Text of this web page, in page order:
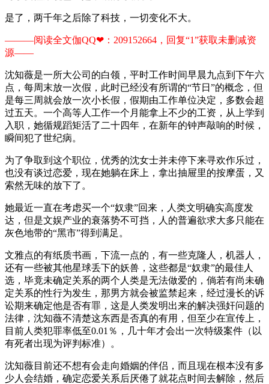
是了，两千年之后除了科技，一切变化不大。
———阅读全文伽QQ❤：209152664，回复“1”获取未删减资
源—​​​​—
沈知薇是一所大公司的白领，平时工作时间早晨九点到下午六
点，每周末放一次假，此时已经没有所谓的“节日”的概念，但
是每三周就会放一次小长假，假期由工作单位决定，多数会超
过五天。一个高等人工作一个月能拿上不少的工资，从上学到
入职，她循规蹈矩活了二十四年，在新年的钟声敲响的时候，
瞬间犯了世纪病。
为了争取到这个职位，优秀的沈女士并未停下来寻欢作乐过，
也没有谈过恋爱，现在她躺在床上，拿出抽屉里的按摩蛋，又
索然无味的放下了。
她最近一直在考虑买一个“奴隶”回来，人类文明确实高度发
达，但是文娱产业的衰落势不可挡，人的普遍欲求大多只能在
灰色地带的“黑市”得到满足。
文雅点的有纸质书画，下流一点的，有一些克隆人，机器人，
还有一些被其他星球丢下的妖兽，这些都是“奴隶”的最佳人
选，毕竟未确定关系的两个人类是无法做爱的，倘若有尚未确
定关系的性行为发生，那男方就会被监禁起来，经过漫长的诉
讼期来确定他是否有罪，这是人类发明出来的解决强奸问题的
法律，沈知薇不清楚这东西是否真的有用，但至少在宣传上，
目前人类犯罪率低至0.01％，几十年才会出一次特级案件（以
有死者出现为评判标准）。
沈知薇目前还不想有会走向婚姻的伴侣，而且现在根本没有多
少人会结婚，确定恋爱关系后厌倦了就花点时间去解除，然后